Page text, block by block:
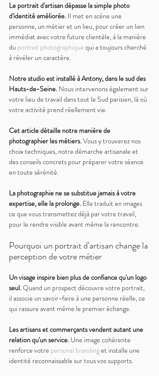
Le portrait d'artisan dépasse la simple photo
d'identité améliorée. Il met en scène une
personne, un métier et un lieu, pour créer un lien
immédiat avec votre future clientèle, à la manière
du portrait photographique qui a toujours cherché
à révéler un caractère.
Notre studio est installé à Antony, dans le sud des
Hauts-de-Seine. Nous intervenons également sur
votre lieu de travail dans tout le Sud parisien, là où
votre activité prend réellement vie.
Cet article détaille notre manière de
photographier les métiers. Vous y trouverez nos
choix techniques, notre démarche artisanale et
des conseils concrets pour préparer votre séance
en toute sérénité.
La photographie ne se substitue jamais à votre
expertise, elle la prolonge. Elle traduit en images
ce que vous transmettez déjà par votre travail,
pour le rendre visible avant même la rencontre.
Pourquoi un portrait d'artisan change la
perception de votre métier
Un visage inspire bien plus de confiance qu'un logo
seul. Quand un prospect découvre votre portrait,
il associe un savoir-faire à une personne réelle, ce
qui rassure avant même le premier échange.
Les artisans et commerçants vendent autant une
relation qu'un service. Une image cohérente
renforce votre personal branding et installe une
identité reconnaissable sur tous vos supports.